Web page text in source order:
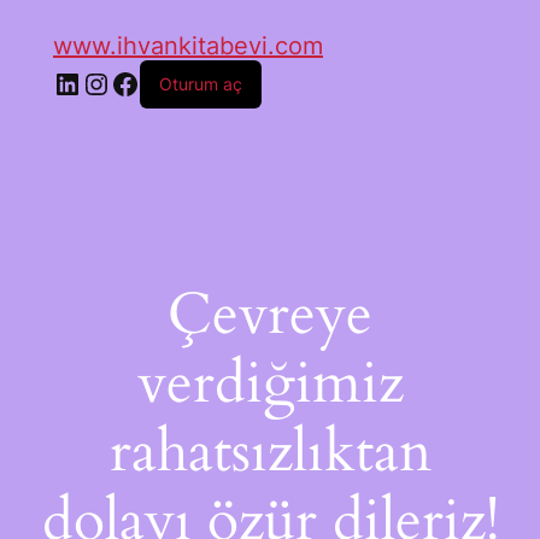
www.ihvankitabevi.com
Oturum aç
Çevreye
verdiğimiz
rahatsızlıktan
dolayı özür dileriz!